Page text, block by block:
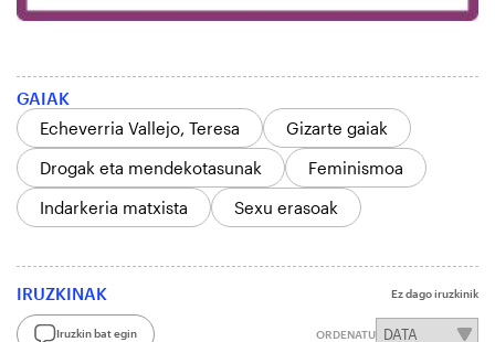
GAIAK
Echeverria Vallejo, Teresa
Gizarte gaiak
Drogak eta mendekotasunak
Feminismoa
Indarkeria matxista
Sexu erasoak
IRUZKINAK Ez dago iruzkinik
Iruzkin bat egin ORDENATU